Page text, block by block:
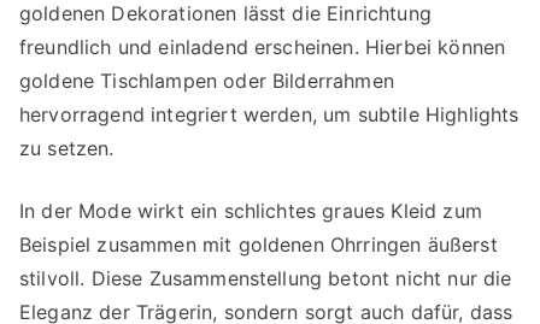
goldenen Dekorationen lässt die Einrichtung
freundlich und einladend erscheinen. Hierbei können
goldene Tischlampen oder Bilderrahmen
hervorragend integriert werden, um subtile Highlights
zu setzen.
In der Mode wirkt ein schlichtes graues Kleid zum
Beispiel zusammen mit goldenen Ohrringen äußerst
stilvoll. Diese Zusammenstellung betont nicht nur die
Eleganz der Trägerin, sondern sorgt auch dafür, dass